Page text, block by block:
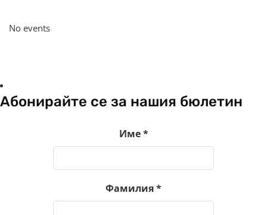
No events
Абонирайте се за нашия бюлетин
Име*
Фамилия*